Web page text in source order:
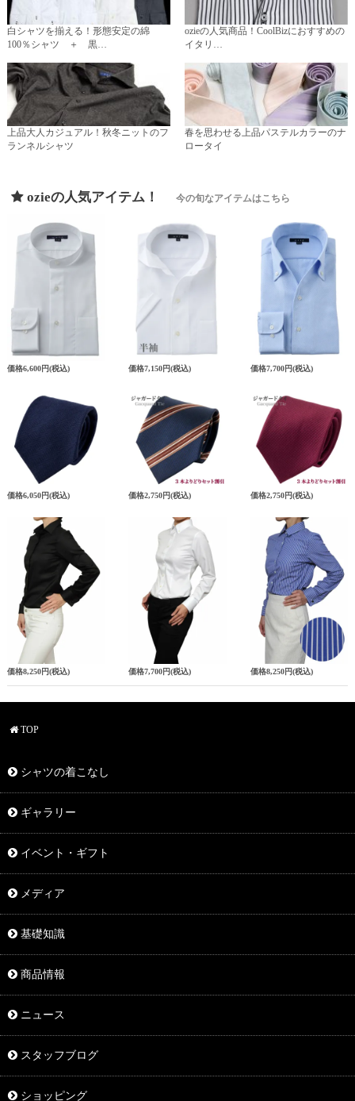
白シャツを揃える！形態安定の綿
100％シャツ ＋ 黒…
ozieの人気商品！CoolBizにおすすめの
イタリ…
上品大人カジュアル！秋冬ニットのフ
ランネルシャツ
春を思わせる上品パステルカラーのナ
ロータイ
ozieの人気アイテム！ 今の旬なアイテムはこちら
価格6,600円(税込) 価格7,150円(税込) 価格7,700円(税込)
価格6,050円(税込) 価格2,750円(税込) 価格2,750円(税込)
価格8,250円(税込) 価格7,700円(税込) 価格8,250円(税込)
TOP
シャツの着こなし
ギャラリー
イベント・ギフト
メディア
基礎知識
商品情報
ニュース
スタッフブログ
ショッピング